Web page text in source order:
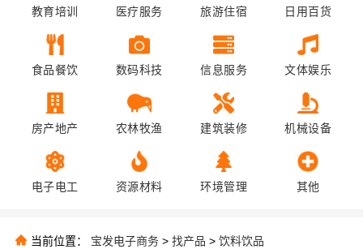
教育培训 医疗服务 旅游住宿 日用百货
食品餐饮 数码科技 信息服务 文体娱乐
房产地产 农林牧渔 建筑装修 机械设备
电子电工 资源材料 环境管理 其他
当前位置： 宝发电子商务 > 找产品 > 饮料饮品